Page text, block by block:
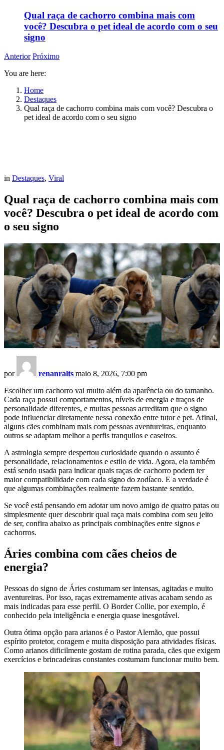
Qual raça de cachorro combina mais com
você? Descubra o pet ideal de acordo com o seu
signo
Anterior Próximo
You are here:
Home
Destaques
Qual raça de cachorro combina mais com você? Descubra o
pet ideal de acordo com o seu signo
in Destaques, Viral
Qual raça de cachorro combina mais com
você? Descubra o pet ideal de acordo com
o seu signo
por renanralts maio 8, 2026, 7:00 pm
Escolher um cachorro vai muito além da aparência ou do tamanho.
Cada raça possui comportamentos, níveis de energia e traços de
personalidade diferentes, e muitas pessoas acreditam que o signo
pode influenciar diretamente nessa conexão entre tutor e pet. Afinal,
alguns cães combinam mais com pessoas aventureiras, enquanto
outros se adaptam melhor a perfis tranquilos e caseiros.
A astrologia sempre despertou curiosidade quando o assunto é
personalidade, relacionamentos e estilo de vida. Agora, ela também
está sendo usada para indicar quais raças de cachorro podem ter
maior compatibilidade com cada signo do zodíaco. E a verdade é
que algumas combinações realmente fazem bastante sentido.
Se você está pensando em adotar um novo amigo de quatro patas ou
simplesmente quer descobrir qual raça mais combina com seu jeito
de ser, confira abaixo as principais combinações entre signos e
cachorros.
Áries combina com cães cheios de
energia?
Pessoas do signo de Áries costumam ser intensas, agitadas e muito
aventureiras. Por isso, raças extremamente ativas acabam sendo as
mais indicadas para esse perfil. O Border Collie, por exemplo, é
conhecido pela inteligência e energia quase inesgotável.
Outra ótima opção para arianos é o Pastor Alemão, que possui
espírito protetor, coragem e muita disposição para atividades físicas.
Como arianos dificilmente gostam de rotina parada, cães que exigem
exercícios e brincadeiras constantes costumam funcionar muito bem.